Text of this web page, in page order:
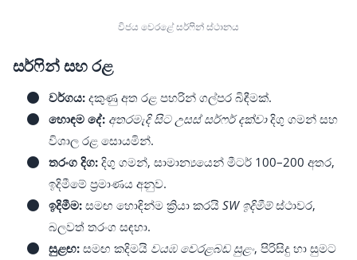
විජය වෙරළේ සර්ෆින් ස්ථානය
සර්ෆින් සහ රළ
වර්ගය: දකුණු අත රළ පහරින් ගල්පර බිඳීමක්.
හොඳම දේ: අතරමැදි සිට උසස් සර්ෆර් දක්වාදිගු ගමන් සහ
විශාල රළ සොයමින්.
තරංග දිග: දිගු ගමන්, සාමාන්‍යයෙන් මීටර් 100–200 අතර,
ඉදිමීමේ ප්‍රමාණය අනුව.
ඉදිමීම: සමඟ හොඳින්ම ක්‍රියා කරයි SW ඉදිමීම්ස්ථාවර,
බලවත් තරංග සඳහා.
සුළඟ: සමඟ කදිමයි වයඹ වෙරළබඩ සුළං, පිරිසිදු හා සුමට